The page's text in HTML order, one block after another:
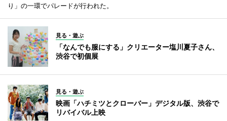
り」の一環でパレードが行われた。
見る・遊ぶ
「なんでも服にする」クリエーター塩川夏子さん、
渋谷で初個展
見る・遊ぶ
映画「ハチミツとクローバー」デジタル版、渋谷で
リバイバル上映